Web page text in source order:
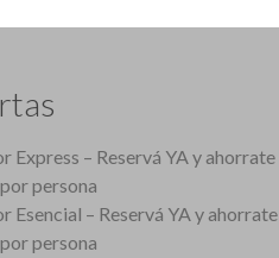
Express – Reservá YA y ahorrate
persona
Esencial – Reservá YA y ahorrate
persona